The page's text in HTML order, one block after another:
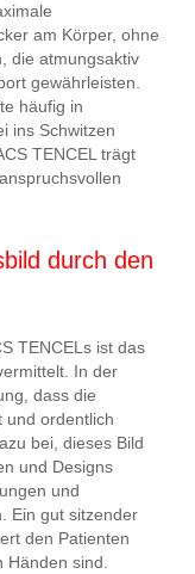
am Körper, ohne
die atmungsaktiv
gewährleisten.
häufig in
ins Schwitzen
TENCEL trägt
durch den
TENCELs ist das
In der
dass die
und ordentlich
bei, dieses Bild
und Designs
und
Ein gut sitzender
den Patienten
sind.